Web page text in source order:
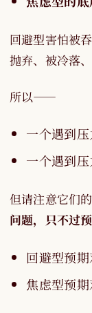
回避型害怕被
抛弃、被冷落、
所以——
一个遇到
一个遇到
但请注意它们的
问题，只不过
回避型预
焦虑型预